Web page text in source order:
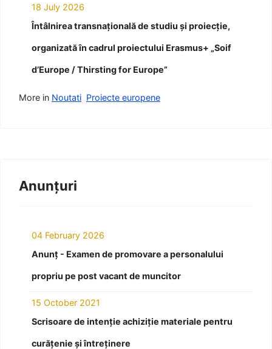
18 July 2026
Întâlnirea transnațională de studiu și proiecție,
organizată în cadrul proiectului Erasmus+ „Soif
d’Europe / Thirsting for Europe”
More in Noutati Proiecte europene
Anunțuri
04 February 2026
Anunț - Examen de promovare a personalului
propriu pe post vacant de muncitor
15 October 2021
Scrisoare de intenție achiziție materiale pentru
curățenie și întreținere